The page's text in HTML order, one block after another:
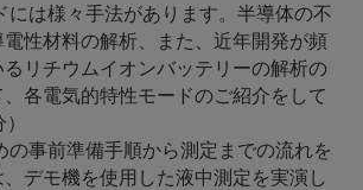
は様々手法があります。半導体の不
性材料の解析、また、近年開発が頻
リチウムイオンバッテリーの解析の
各電気的特性モードのご紹介をして
事前準備手順から測定までの流れを
デモ機を使用した液中測定を実演し